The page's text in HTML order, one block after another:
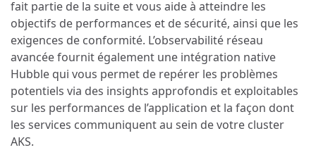
fait partie de la suite et vous aide à atteindre les
objectifs de performances et de sécurité, ainsi que les
exigences de conformité. L’observabilité réseau
avancée fournit également une intégration native
Hubble qui vous permet de repérer les problèmes
potentiels via des insights approfondis et exploitables
sur les performances de l’application et la façon dont
les services communiquent au sein de votre cluster
AKS.